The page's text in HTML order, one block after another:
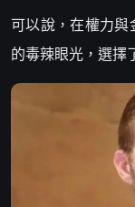
可以說，在權力
的毒辣眼光，選擇